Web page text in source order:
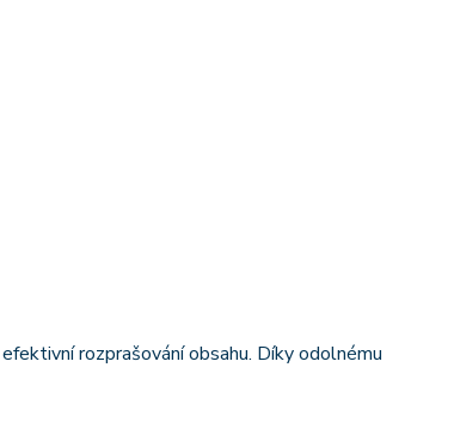
rozprašování obsahu. Díky odolnému